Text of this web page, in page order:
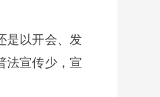
是以开会、发
法宣传少，宣